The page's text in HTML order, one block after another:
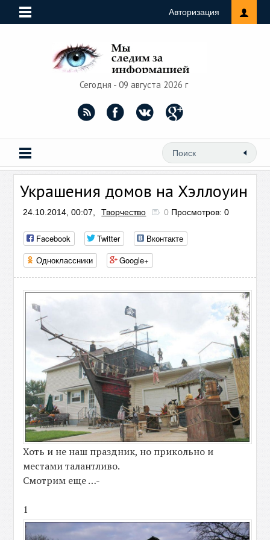
Авторизация
Сегодня - 09 августа 2026 г
Украшения домов на Хэллоуин
24.10.2014, 00:07, Творчество 0 Просмотров: 0
Facebook Twitter
Вконтакте
Одноклассники
Google+
Хоть и не наш праздник, но прикольно и
местами талантливо.
Смотрим еще …-
1